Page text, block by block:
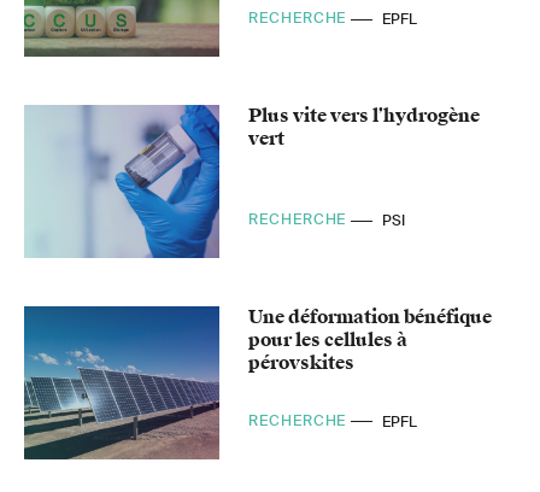
RECHERCHE EPFL
Plus vite vers l’hydrogène
vert
RECHERCHE PSI
Une déformation bénéfique
pour les cellules à
pérovskites
RECHERCHE EPFL